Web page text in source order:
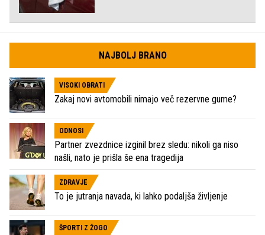
NAJBOLJ BRANO
VISOKI OBRATI
Zakaj novi avtomobili nimajo več rezervne gume?
ODNOSI
Partner zvezdnice izginil brez sledu: nikoli ga niso
našli, nato je prišla še ena tragedija
ZDRAVJE
To je jutranja navada, ki lahko podaljša življenje
ŠPORTI Z ŽOGO